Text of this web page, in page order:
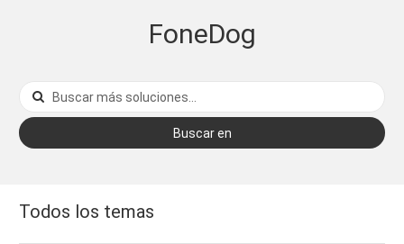
FoneDog
Buscar en
Todos los temas